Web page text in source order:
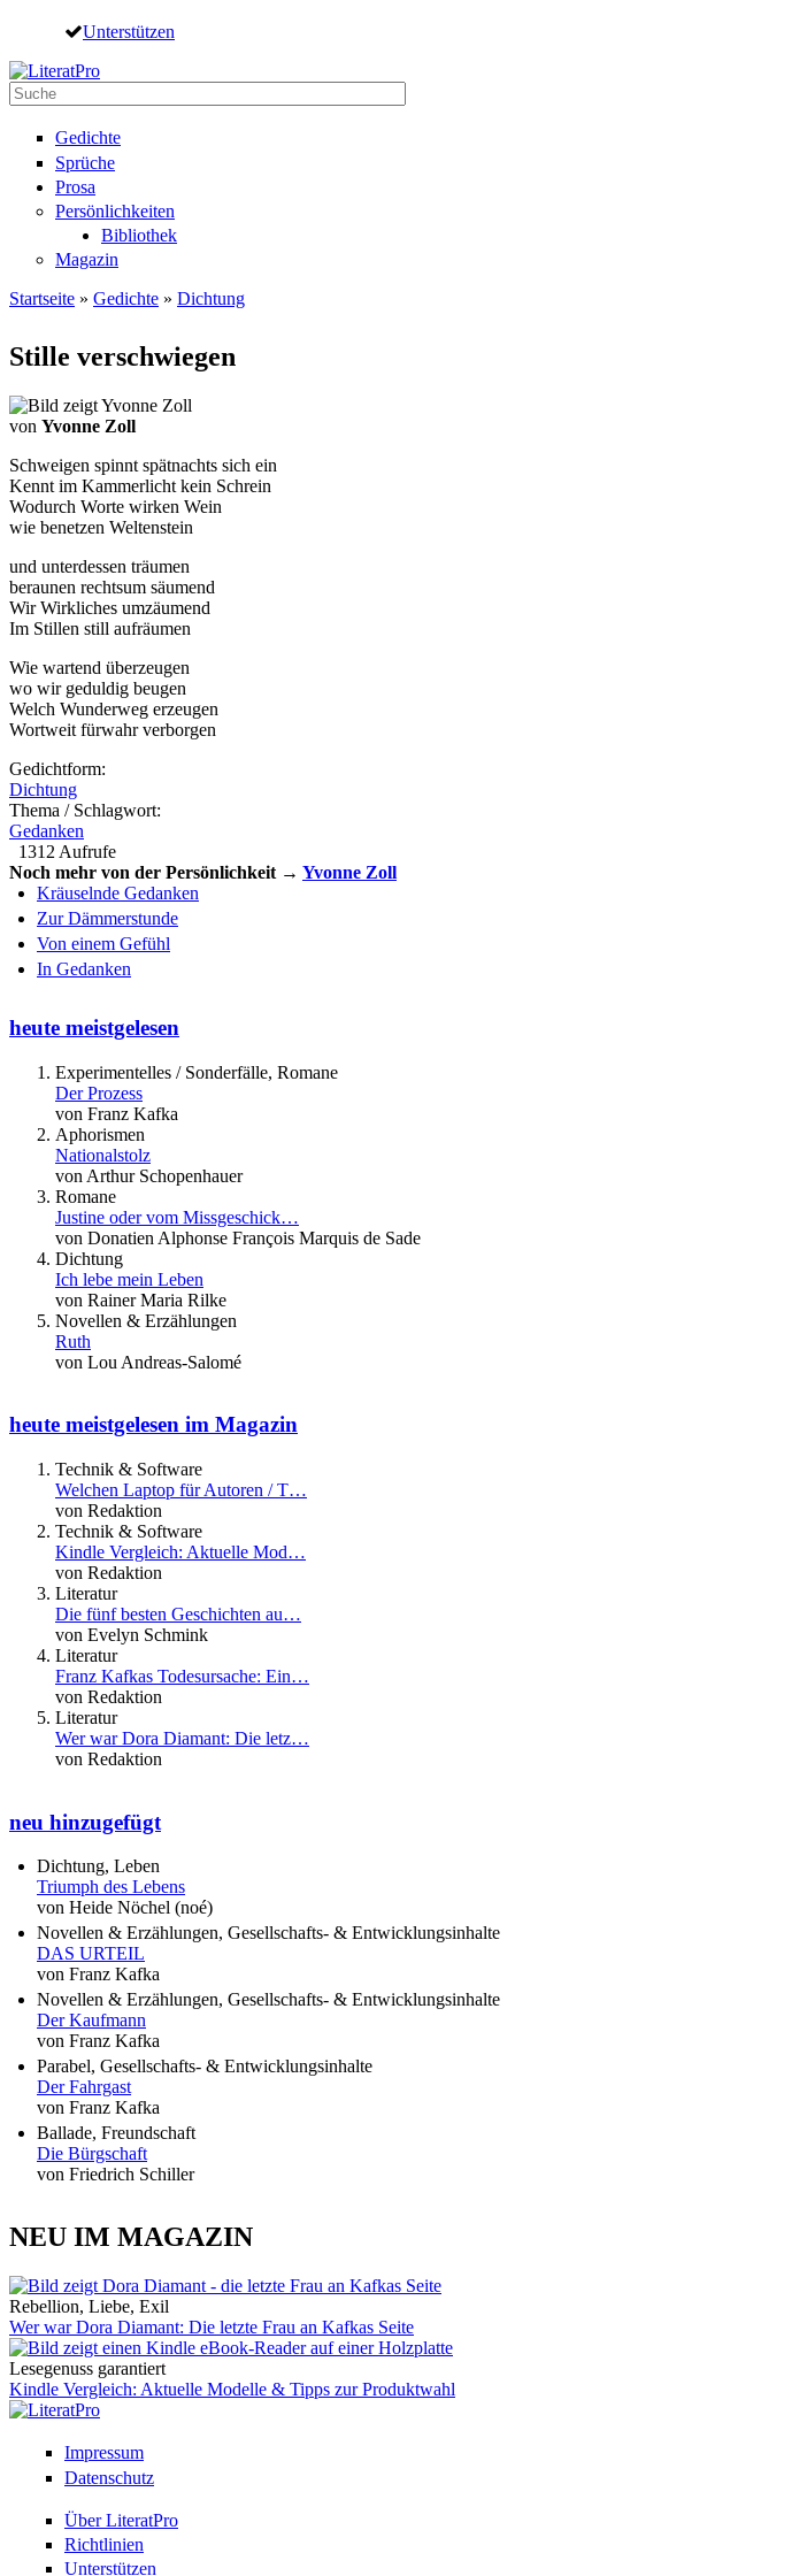
Direkt zum Inhalt
Unterstützen
Suche
Gedichte
Sprüche
Prosa
Persönlichkeiten
Bibliothek
Magazin
Startseite » Gedichte » Dichtung
Stille verschwiegen
von Yvonne Zoll
Schweigen spinnt spätnachts sich ein
Kennt im Kammerlicht kein Schrein
Wodurch Worte wirken Wein
wie benetzen Weltenstein
und unterdessen träumen
beraunen rechtsum säumend
Wir Wirkliches umzäumend
Im Stillen still aufräumen
Wie wartend überzeugen
wo wir geduldig beugen
Welch Wunderweg erzeugen
Wortweit fürwahr verborgen
Gedichtform:
Dichtung
Thema / Schlagwort:
Gedanken
1312 Aufrufe
Noch mehr von der Persönlichkeit → Yvonne Zoll
Kräuselnde Gedanken
Zur Dämmerstunde
Von einem Gefühl
In Gedanken
heute meistgelesen
Experimentelles / Sonderfälle, Romane
Der Prozess
von Franz Kafka
Aphorismen
Nationalstolz
von Arthur Schopenhauer
Romane
Justine oder vom Missgeschick…
von Donatien Alphonse François Marquis de Sade
Dichtung
Ich lebe mein Leben
von Rainer Maria Rilke
Novellen & Erzählungen
Ruth
von Lou Andreas-Salomé
heute meistgelesen im Magazin
Technik & Software
Welchen Laptop für Autoren / T…
von Redaktion
Technik & Software
Kindle Vergleich: Aktuelle Mod…
von Redaktion
Literatur
Die fünf besten Geschichten au…
von Evelyn Schmink
Literatur
Franz Kafkas Todesursache: Ein…
von Redaktion
Literatur
Wer war Dora Diamant: Die letz…
von Redaktion
neu hinzugefügt
Dichtung, Leben
Triumph des Lebens
von Heide Nöchel (noé)
Novellen & Erzählungen, Gesellschafts- & Entwicklungsinhalte
DAS URTEIL
von Franz Kafka
Novellen & Erzählungen, Gesellschafts- & Entwicklungsinhalte
Der Kaufmann
von Franz Kafka
Parabel, Gesellschafts- & Entwicklungsinhalte
Der Fahrgast
von Franz Kafka
Ballade, Freundschaft
Die Bürgschaft
von Friedrich Schiller
NEU IM MAGAZIN
Rebellion, Liebe, Exil
Wer war Dora Diamant: Die letzte Frau an Kafkas Seite
Lesegenuss garantiert
Kindle Vergleich: Aktuelle Modelle & Tipps zur Produktwahl
Impressum
Datenschutz
Über LiteratPro
Richtlinien
Unterstützen